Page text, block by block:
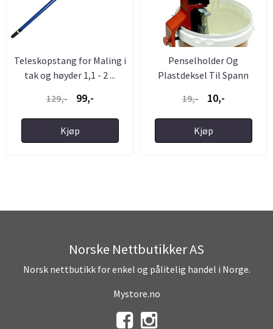
Teleskopstang for Maling i
tak og høyder 1,1 - 2 ...
129,-
99,-
Kjøp
Penselholder Og
Plastdeksel Til Spann
19,-
10,-
Kjøp
Norske Nettbutikker AS
Norsk nettbutikk for enkel og pålitelig handel i Norge.
Mystore.no